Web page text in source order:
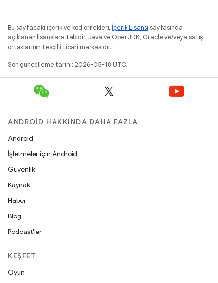
Bu sayfadaki içerik ve kod örnekleri, İçerik Lisansı sayfasında
açıklanan lisanslara tabidir. Java ve OpenJDK, Oracle ve/veya satış
ortaklarının tescilli ticari markasıdır.
Son güncelleme tarihi: 2026-05-18 UTC.
ANDROID HAKKINDA DAHA FAZLA
Android
İşletmeler için Android
Güvenlik
Kaynak
Haber
Blog
Podcast'ler
KEŞFET
Oyun